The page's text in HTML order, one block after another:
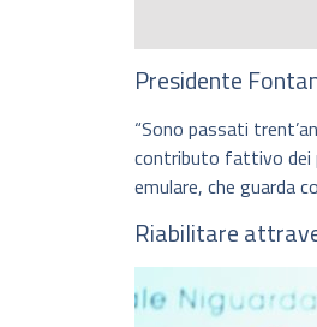
Presidente
“Sono passati
contributo fattivo dei
emulare, che guarda
Riabilitare